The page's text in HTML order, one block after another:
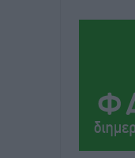
την
Αθλητικά•